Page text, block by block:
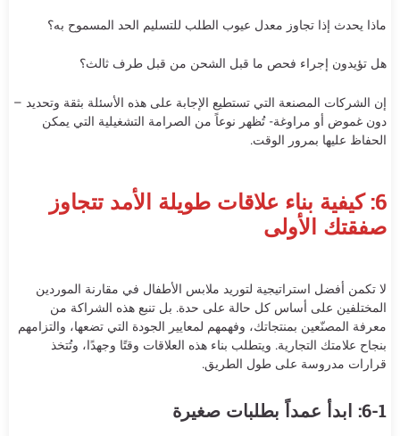
ماذا يحدث إذا تجاوز معدل عيوب الطلب للتسليم الحد المسموح به؟
هل تؤيدون إجراء فحص ما قبل الشحن من قبل طرف ثالث؟
إن الشركات المصنعة التي تستطيع الإجابة على هذه الأسئلة بثقة وتحديد –
دون غموض أو مراوغة- تُظهر نوعاً من الصرامة التشغيلية التي يمكن
الحفاظ عليها بمرور الوقت.
6: كيفية بناء علاقات طويلة الأمد تتجاوز
صفقتك الأولى
لا تكمن أفضل استراتيجية لتوريد ملابس الأطفال في مقارنة الموردين
المختلفين على أساس كل حالة على حدة. بل تنبع هذه الشراكة من
معرفة المصنّعين بمنتجاتك، وفهمهم لمعايير الجودة التي تضعها، والتزامهم
بنجاح علامتك التجارية. ويتطلب بناء هذه العلاقات وقتًا وجهدًا، وتُتخذ
قرارات مدروسة على طول الطريق.
6-1: ابدأ عمداً بطلبات صغيرة